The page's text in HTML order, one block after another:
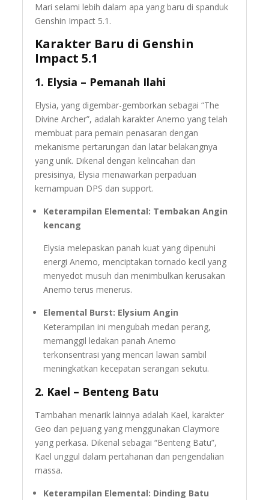
Mari selami lebih dalam apa yang baru di spanduk
Genshin Impact 5.1.
Karakter Baru di Genshin
Impact 5.1
1. Elysia – Pemanah Ilahi
Elysia, yang digembar-gemborkan sebagai “The
Divine Archer”, adalah karakter Anemo yang telah
membuat para pemain penasaran dengan
mekanisme pertarungan dan latar belakangnya
yang unik. Dikenal dengan kelincahan dan
presisinya, Elysia menawarkan perpaduan
kemampuan DPS dan support.
Keterampilan Elemental: Tembakan Angin
kencang
Elysia melepaskan panah kuat yang dipenuhi
energi Anemo, menciptakan tornado kecil yang
menyedot musuh dan menimbulkan kerusakan
Anemo terus menerus.
Elemental Burst: Elysium Angin
Keterampilan ini mengubah medan perang,
memanggil ledakan panah Anemo
terkonsentrasi yang mencari lawan sambil
meningkatkan kecepatan serangan sekutu.
2. Kael – Benteng Batu
Tambahan menarik lainnya adalah Kael, karakter
Geo dan pejuang yang menggunakan Claymore
yang perkasa. Dikenal sebagai “Benteng Batu”,
Kael unggul dalam pertahanan dan pengendalian
massa.
Keterampilan Elemental: Dinding Batu